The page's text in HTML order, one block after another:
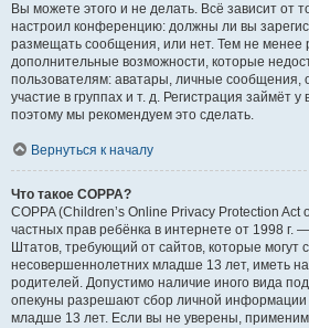
Вы можете этого и не делать. Всё зависит от
настроил конференцию: должны ли вы
размещать сообщения, или нет. Тем не менее
дополнительные возможности, которые
пользователям: аватары, личные сообщения,
участие в группах и т. д. Регистрация займёт у
поэтому мы рекомендуем это сделать.
Вернуться к началу
Что такое COPPA?
COPPA (Children’s Online Privacy Protection Act
частных прав ребёнка в интернете от 1998 г.
Штатов, требующий от сайтов, которые
несовершеннолетних младше 13 лет, иметь
родителей. Допустимо наличие иного вида
опекуны разрешают сбор личной
младше 13 лет. Если вы не уверены,